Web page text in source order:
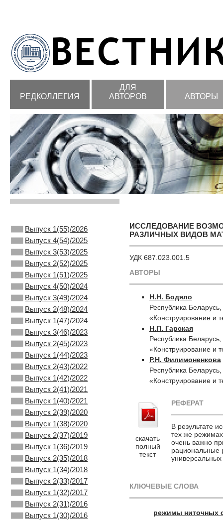
РЕДКОЛЛЕГИЯ
ДЛЯ
АВТОРОВ
АВТОРЫ
Выпуск 1(55)/2026
Выпуск 4(54)/2025
Выпуск 3(53)/2025
Выпуск 2(52)/2025
Выпуск 1(51)/2025
Выпуск 4(50)/2024
Выпуск 3(49)/2024
Выпуск 2(48)/2024
Выпуск 1(47)/2024
Выпуск 3(46)/2023
Выпуск 2(45)/2023
Выпуск 1(44)/2023
Выпуск 2(43)/2022
Выпуск 1(42)/2022
Выпуск 2(41)/2021
Выпуск 1(40)/2021
Выпуск 2(39)/2020
Выпуск 1(38)/2020
Выпуск 2(37)/2019
Выпуск 1(36)/2019
Выпуск 2(35)/2018
Выпуск 1(34)/2018
Выпуск 2(33)/2017
Выпуск 1(32)/2017
Выпуск 2(31)/2016
Выпуск 1(30)/2016
ИССЛЕДОВАНИЕ
РАЗЛИЧНЫХ ВИДОВ
УДК 687.023.001.5
АВТОРЫ
Н.Н. Бодяло
Республика
«Конструирование и
Н.П. Гарская
Республика
«Конструирование и
Р.Н. Филимоненкова
Республика
«Конструирование и
скачать
полный
текст
РЕФЕРАТ
В результате
тех же
очень важно
рациональные
КЛЮЧЕВЫЕ СЛОВА
режимы ниточных